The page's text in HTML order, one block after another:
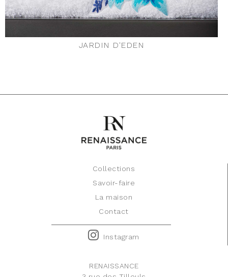
JARDIN D'EDEN
Collections
Savoir-faire
La maison
Contact
Instagram
RENAISSANCE